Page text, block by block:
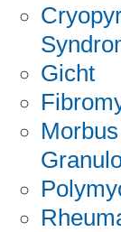
Gicht